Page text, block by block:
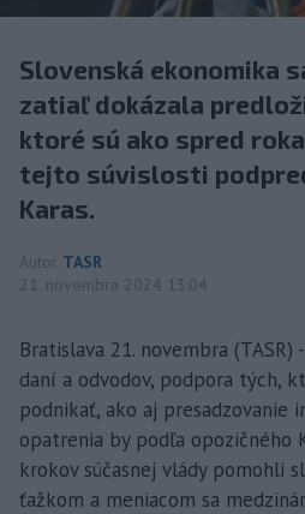
Slovenská ekonomika
zatiaľ dokázala
ktoré sú ako spred
tejto súvislosti
Karas.
Autor TASR
21. novembra 2024 13:04
Bratislava 21. novembra
daní a odvodov, podpora tých,
podnikať, ako aj presadzovanie
opatrenia by podľa opozičného
krokov súčasnej vlády pomohli
ťažkom a meniacom sa